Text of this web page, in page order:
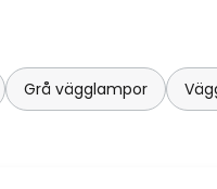
Grå vägglampor